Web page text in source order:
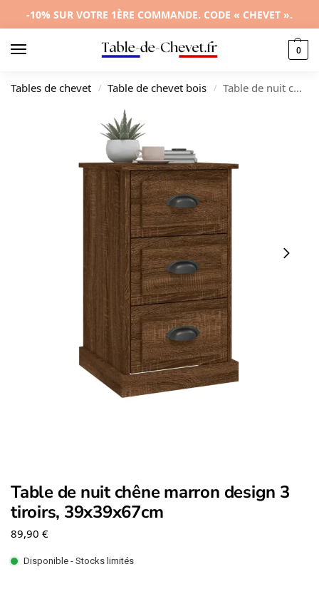
-10% SUR VOTRE 1ÈRE COMMANDE. CODE « CHEVET ».
0
Tables de chevet / Table de chevet bois / Table de nuit chêne marron design 3 tiroirs, 39x39x67cm
Table de nuit chêne marron design 3
tiroirs, 39x39x67cm
89,90 €
Disponible - Stocks limités